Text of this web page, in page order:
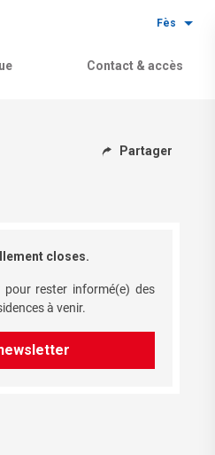
Fès
Contact & accès
Partager
closes.
rester informé(e) des
à venir.